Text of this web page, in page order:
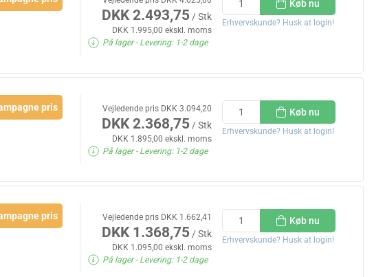
DKK 2.493,75 / Stk
DKK 1.995,00 ekskl. moms
På lager- Levering: 1-2 dage
Køb nu
Erhvervskunde? Husk at login!
pris Vejledende pris DKK 3.094,20
DKK 2.368,75 / Stk
DKK 1.895,00 ekskl. moms
På lager- Levering: 1-2 dage
Køb nu
Erhvervskunde? Husk at login!
pris Vejledende pris DKK 1.662,41
DKK 1.368,75 / Stk
DKK 1.095,00 ekskl. moms
På lager- Levering: 1-2 dage
Køb nu
Erhvervskunde? Husk at login!